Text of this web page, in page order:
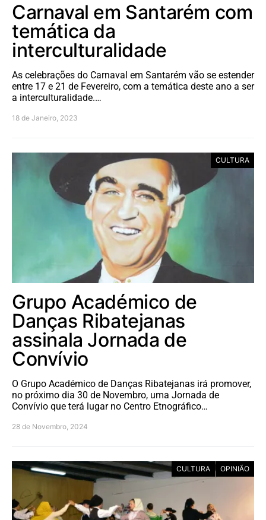
Carnaval em Santarém com
temática da
interculturalidade
As celebrações do Carnaval em Santarém vão se estender
entre 17 e 21 de Fevereiro, com a temática deste ano a ser
a interculturalidade.…
18 de Janeiro, 2023
CULTURA
Grupo Académico de
Danças Ribatejanas
assinala Jornada de
Convívio
O Grupo Académico de Danças Ribatejanas irá promover,
no próximo dia 30 de Novembro, uma Jornada de
Convívio que terá lugar no Centro Etnográfico…
28 de Novembro, 2024
CULTURA OPINIÃO